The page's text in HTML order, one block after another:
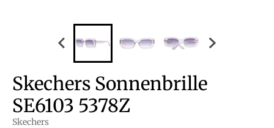
Skechers Sonnenbrille
SE6103 5378Z
Skechers